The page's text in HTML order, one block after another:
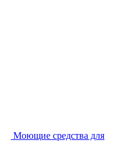
Моющие средства для